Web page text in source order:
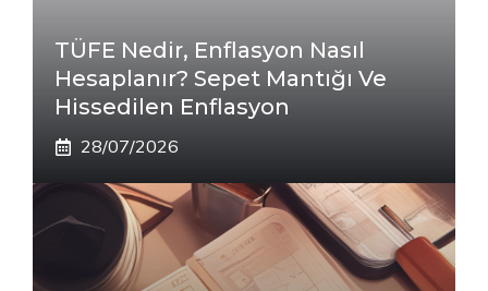
TÜFE Nedir, Enflasyon Nasıl
Hesaplanır? Sepet Mantığı Ve
Hissedilen Enflasyon
28/07/2026